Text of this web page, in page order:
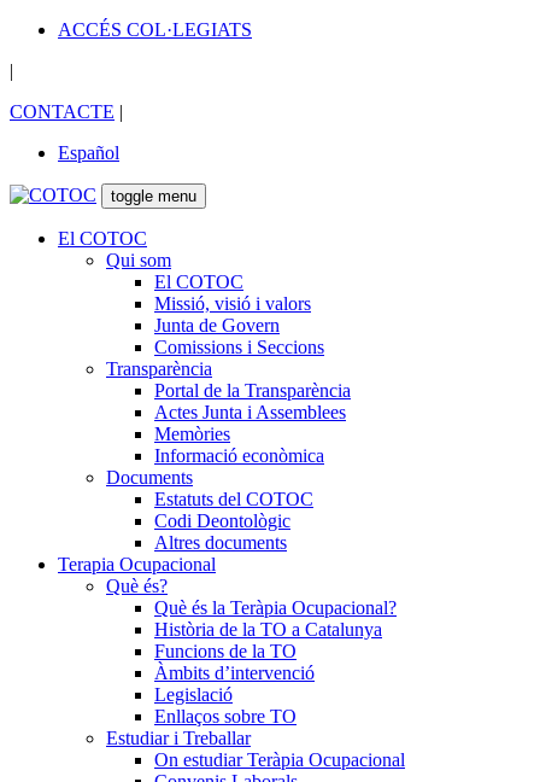
ACCÉS COL·LEGIATS
|
CONTACTE |
Español
toggle menu
El COTOC
Qui som
El COTOC
Missió, visió i valors
Junta de Govern
Comissions i Seccions
Transparència
Portal de la Transparència
Actes Junta i Assemblees
Memòries
Informació econòmica
Documents
Estatuts del COTOC
Codi Deontològic
Altres documents
Terapia Ocupacional
Què és?
Què és la Teràpia Ocupacional?
Història de la TO a Catalunya
Funcions de la TO
Àmbits d’intervenció
Legislació
Enllaços sobre TO
Estudiar i Treballar
On estudiar Teràpia Ocupacional